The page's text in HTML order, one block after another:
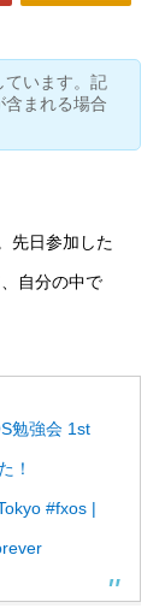
います。記
まれる場合
先日参加した
自分の中で
勉強会 1st
！
#fxos |